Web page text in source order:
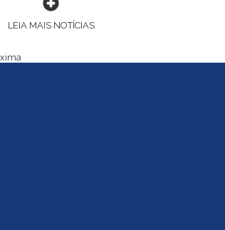
LEIA MAIS NOTÍCIAS